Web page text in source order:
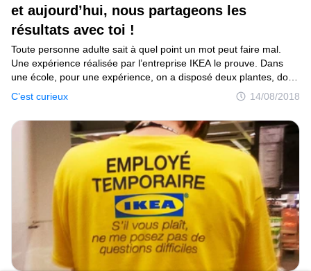
et aujourd’hui, nous partageons les
résultats avec toi !
C’est curieux 14/08/2018
Toute personne adulte sait à quel point un mot peut faire mal.
Une expérience réalisée par l’entreprise IKEA le prouve. Dans
une école, pour une expérience, on a disposé deux plantes, dont
l’une était insultée régulièrement. Le résultat était
impressionnant, alors nous avons décidé de la reproduire.